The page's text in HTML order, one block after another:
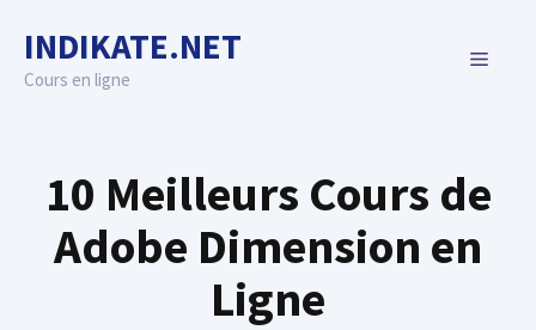
content
INDIKATE.NET
Cours en ligne
MENU
10 Meilleurs Cours de
Adobe Dimension en
Ligne